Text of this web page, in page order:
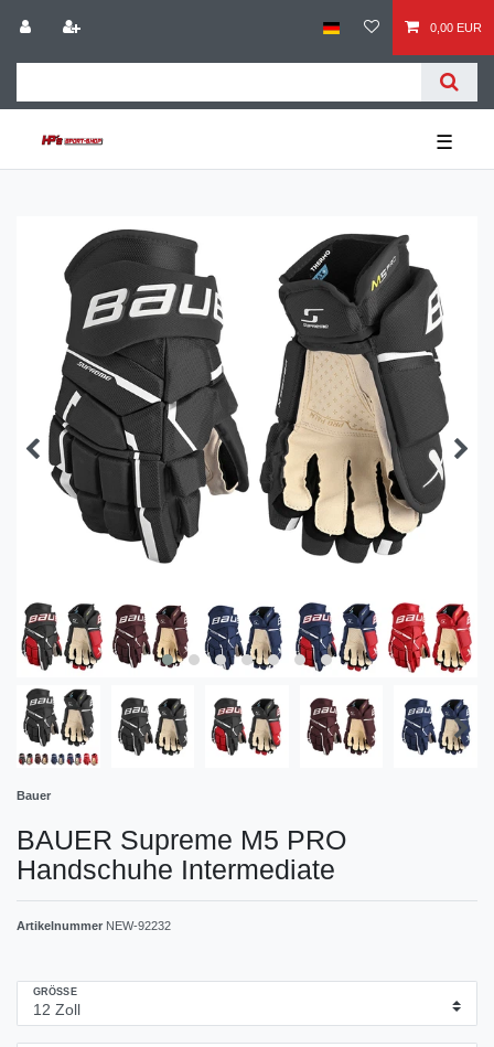
0,00 EUR
☰
Bauer
BAUER Supreme M5 PRO
Handschuhe Intermediate
Artikelnummer NEW-92232
GRÖSSE